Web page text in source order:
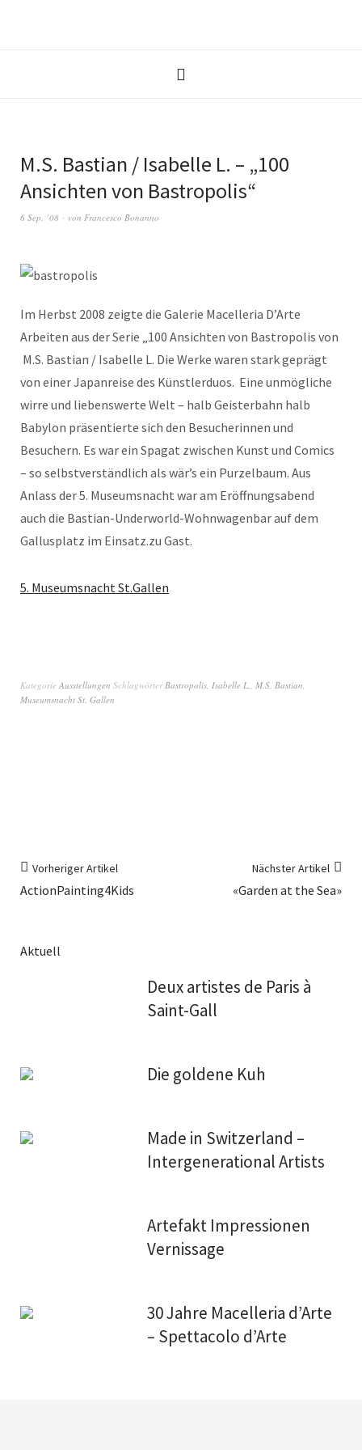
M.S. Bastian / Isabelle L. – „100
Ansichten von Bastropolis“
6 Sep. ’08 von Francesco Bonanno
Im Herbst 2008 zeigte die Galerie Macelleria D’Arte
Arbeiten aus der Serie „100 Ansichten von Bastropolis von
M.S. Bastian / Isabelle L. Die Werke waren stark geprägt
von einer Japanreise des Künstlerduos. Eine unmögliche
wirre und liebenswerte Welt – halb Geisterbahn halb
Babylon präsentierte sich den Besucherinnen und
Besuchern. Es war ein Spagat zwischen Kunst und Comics
– so selbstverständlich als wär’s ein Purzelbaum. Aus
Anlass der 5. Museumsnacht war am Eröffnungsabend
auch die Bastian-Underworld-Wohnwagenbar auf dem
Gallusplatz im Einsatz.zu Gast.
5. Museumsnacht St.Gallen
Kategorie Ausstellungen SchlagwörterBastropolis, Isabelle L., M.S. Bastian,
Museumsnacht St. Gallen
Vorheriger Artikel
ActionPainting4Kids
Nächster Artikel
«Garden at the Sea»
Aktuell
Deux artistes de Paris à
Saint-Gall
Die goldene Kuh
Made in Switzerland –
Intergenerational Artists
Artefakt Impressionen
Vernissage
30 Jahre Macelleria d’Arte
– Spettacolo d’Arte